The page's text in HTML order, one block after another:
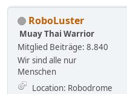
RoboLuster
Muay Thai Warrior
Mitglied Beiträge: 8.840
Wir sind alle nur
Menschen
Location: Robodrome